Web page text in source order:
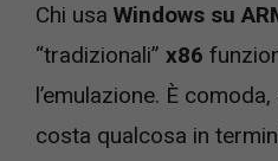
Chi usa Windows su
“tradizionali” x86
l’emulazione. È
costa qualcosa in